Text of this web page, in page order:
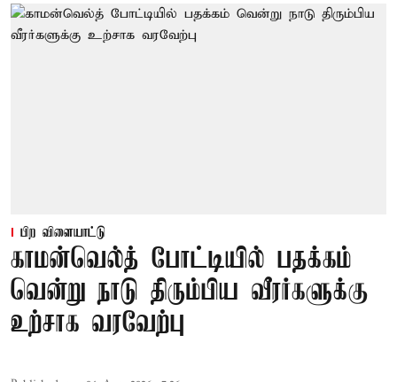
பிற விளையாட்டு
காமன்வெல்த் போட்டியில் பதக்கம்
வென்று நாடு திரும்பிய வீரர்களுக்கு
உற்சாக வரவேற்பு